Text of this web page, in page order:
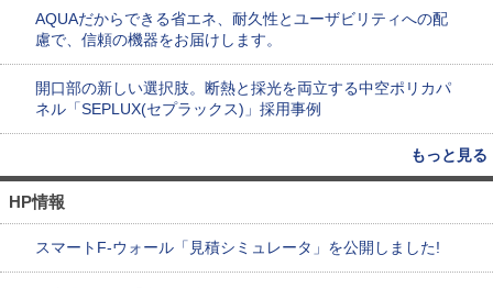
AQUAだからできる省エネ、耐久性とユーザビリティへの配
慮で、信頼の機器をお届けします。
開口部の新しい選択肢。断熱と採光を両立する中空ポリカパ
ネル「SEPLUX(セプラックス)」採用事例
もっと見る
HP情報
スマートF-ウォール「見積シミュレータ」を公開しました!